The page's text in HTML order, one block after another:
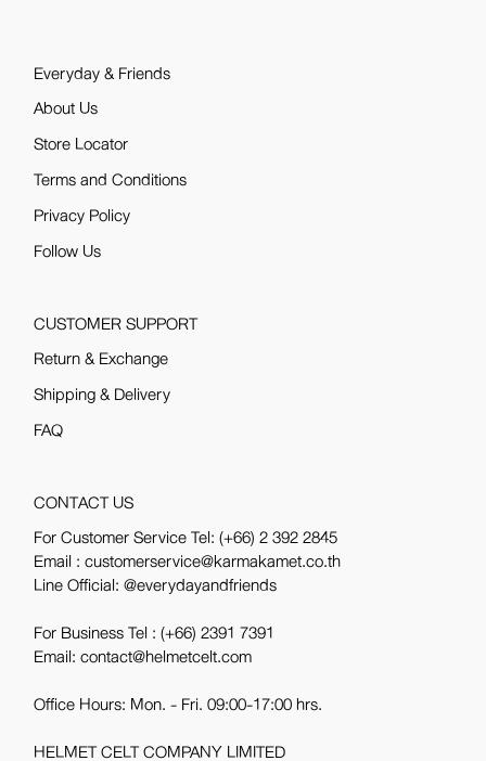
Everyday & Friends
About Us
Store Locator
Terms and Conditions
Privacy Policy
Follow Us
CUSTOMER SUPPORT
Return & Exchange
Shipping & Delivery
FAQ
CONTACT US
For Customer Service Tel:(+66) 2 392 2845
Email : customerservice@karmakamet.co.th
Line Official:@everydayandfriends
For Business Tel :(+66) 2391 7391
Email: contact@helmetcelt.com
Office Hours: Mon. - Fri. 09:00-17:00 hrs.
HELMET CELT COMPANY LIMITED